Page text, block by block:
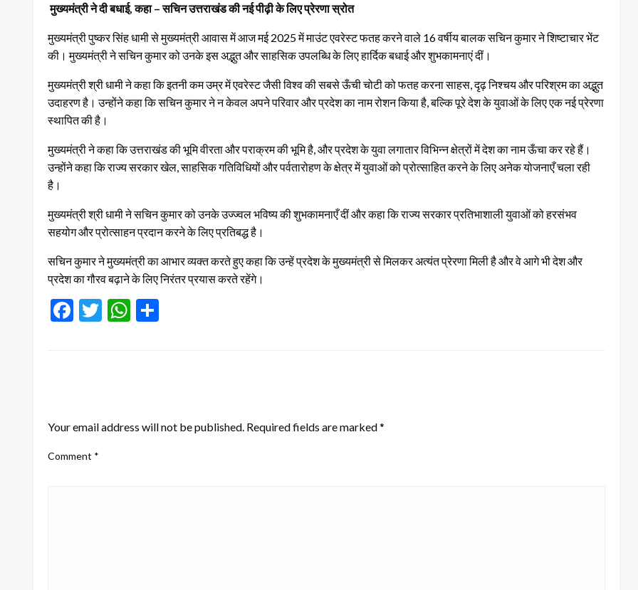
मुख्यमंत्री ने दी बधाई, कहा – सचिन उत्तराखंड की नई पीढ़ी के लिए प्रेरणा स्रोत
मुख्यमंत्री पुष्कर सिंह धामी से मुख्यमंत्री आवास में आज मई 2025 में माउंट एवरेस्ट फतह करने वाले 16 वर्षीय बालक सचिन कुमार ने शिष्टाचार भेंट
की। मुख्यमंत्री ने सचिन कुमार को उनके इस अद्भुत और साहसिक उपलब्धि के लिए हार्दिक बधाई और शुभकामनाएं दीं।
मुख्यमंत्री श्री धामी ने कहा कि इतनी कम उम्र में एवरेस्ट जैसी विश्व की सबसे ऊँची चोटी को फतह करना साहस, दृढ़ निश्चय और परिश्रम का अद्भुत
उदाहरण है। उन्होंने कहा कि सचिन कुमार ने न केवल अपने परिवार और प्रदेश का नाम रोशन किया है, बल्कि पूरे देश के युवाओं के लिए एक नई प्रेरणा
स्थापित की है।
मुख्यमंत्री ने कहा कि उत्तराखंड की भूमि वीरता और पराक्रम की भूमि है, और प्रदेश के युवा लगातार विभिन्न क्षेत्रों में देश का नाम ऊँचा कर रहे हैं।
उन्होंने कहा कि राज्य सरकार खेल, साहसिक गतिविधियों और पर्वतारोहण के क्षेत्र में युवाओं को प्रोत्साहित करने के लिए अनेक योजनाएँ चला रही
है।
मुख्यमंत्री श्री धामी ने सचिन कुमार को उनके उज्ज्वल भविष्य की शुभकामनाएँ दीं और कहा कि राज्य सरकार प्रतिभाशाली युवाओं को हरसंभव
सहयोग और प्रोत्साहन प्रदान करने के लिए प्रतिबद्ध है।
सचिन कुमार ने मुख्यमंत्री का आभार व्यक्त करते हुए कहा कि उन्हें प्रदेश के मुख्यमंत्री से मिलकर अत्यंत प्रेरणा मिली है और वे आगे भी देश और
प्रदेश का गौरव बढ़ाने के लिए निरंतर प्रयास करते रहेंगे।
Facebook
TwitterWhatsApp
Your email address will not be published. Required fields are marked*
Comment *